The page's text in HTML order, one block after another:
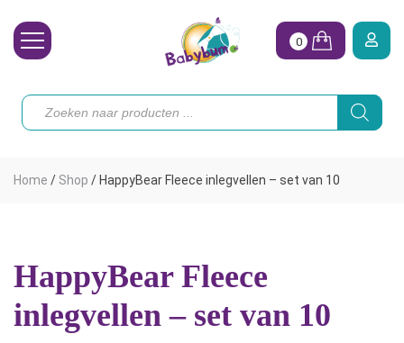
Toebehoren
Onze merken
Hoe begin ik?
0
Producten
zoeken
Home / Shop / HappyBear Fleece inlegvellen – set van 10
HappyBear Fleece
inlegvellen – set van 10